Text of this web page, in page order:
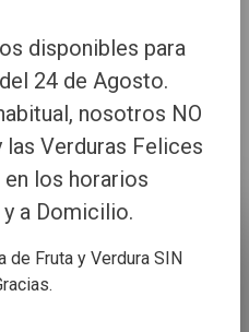
de cookies
de terceros para mejorar
el tráfico, para
disponibles para
24 de Agosto.
nosotros NO
las Verduras Felices
los horarios
a Domicilio.
de Fruta y Verdura SIN